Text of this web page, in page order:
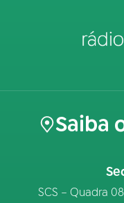
Saiba
SCS – Quadra